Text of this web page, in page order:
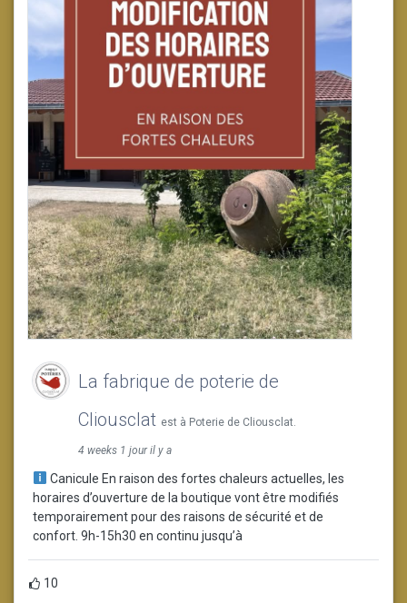
La fabrique de poterie de
Cliousclat est à Poterie de Cliousclat.
4 weeks 1 jour il y a
Canicule En raison des fortes chaleurs actuelles, les
horaires d’ouverture de la boutique vont être modifiés
temporairement pour des raisons de sécurité et de
confort. 9h-15h30 en continu jusqu’à
10